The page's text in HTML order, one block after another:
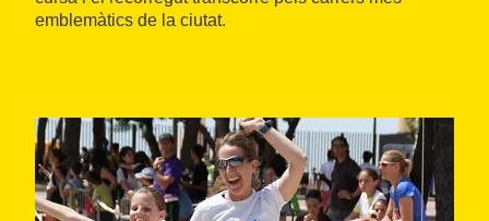
emblemàtics de la ciutat.